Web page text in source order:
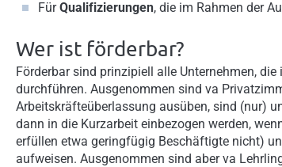
FürQualifizierungen, die im Rahmen der
Wer ist förderbar?
Förderbar sind prinzipiell alle Unternehmen,
durchführen. Ausgenommen sind va
Arbeitskräfteüberlassung ausüben, sind (nur)
dann in die Kurzarbeit einbezogen werden,
erfüllen etwa geringfügig Beschäftigte nicht)
aufweisen. Ausgenommen sind aber va